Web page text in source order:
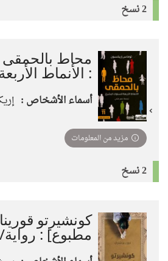
2 نسخ
محاط
: الأنماط
أسماء الأشخاص :
مزيد من المعلومات
2 نسخ
كونشيرتو
مطبوع] :